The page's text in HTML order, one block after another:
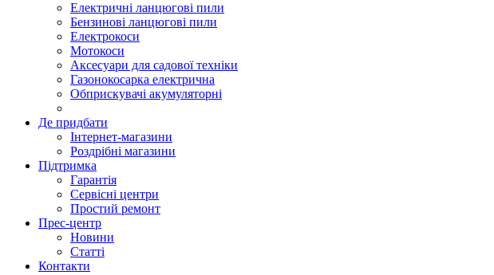
Електричні ланцюгові пили
Бензинові ланцюгові пили
Електрокоси
Мотокоси
Аксесуари для садової техніки
Газонокосарка електрична
Обприскувачі акумуляторні
Де придбати
Інтернет-магазини
Роздрібні магазини
Підтримка
Гарантія
Сервісні центри
Простий ремонт
Прес-центр
Новини
Статті
Контакти